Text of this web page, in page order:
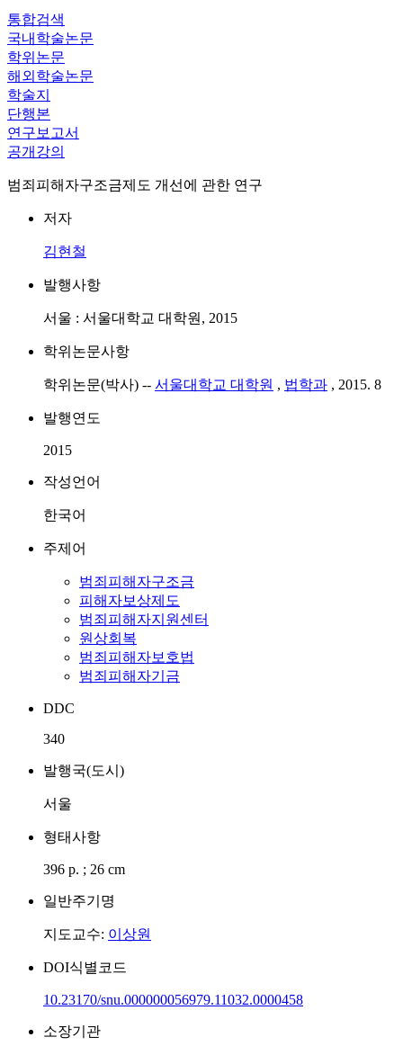
통합검색
국내학술논문
학위논문
해외학술논문
학술지
단행본
연구보고서
공개강의
범죄피해자구조금제도 개선에 관한 연구
저자
김현철
발행사항
서울 : 서울대학교 대학원, 2015
학위논문사항
학위논문(박사) -- 서울대학교 대학원 , 법학과 , 2015. 8
발행연도
2015
작성언어
한국어
주제어
범죄피해자구조금
피해자보상제도
범죄피해자지원센터
원상회복
범죄피해자보호법
범죄피해자기금
DDC
340
발행국(도시)
서울
형태사항
396 p. ; 26 cm
일반주기명
지도교수: 이상원
DOI식별코드
10.23170/snu.000000056979.11032.0000458
소장기관